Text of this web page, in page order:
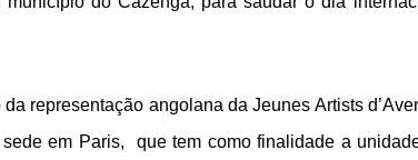
representação angolana da Jeunes Artists
em Paris, que tem como finalidade a